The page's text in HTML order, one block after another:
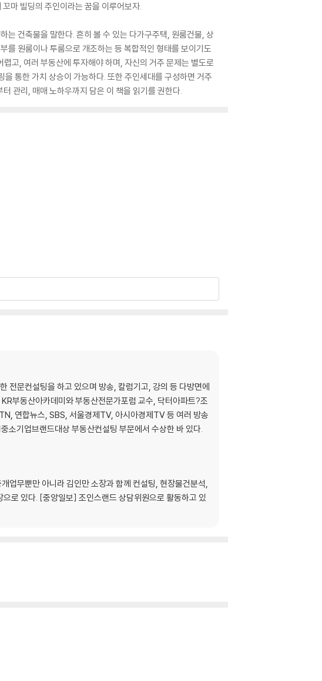
마 빌딩의 주인이라는 꿈을 이루어보자.
건축물을 말한다. 흔히 볼 수 있는 다가구주택, 원룸건물, 상
를 원룸이나 투룸으로 개조하는 등 복합적인 형태를 보이기도
고, 여러 부동산에 투자해야 하며, 자신의 거주 문제는 별도로
통한 가치 상승이 가능하다. 또한 주인세대를 구성하면 거주
관리, 매매 노하우까지 담은 이 책을 읽기를 권한다.
전문컨설팅을 하고 있으며 방송, 칼럼기고, 강의 등 다방면에
부동산아카데미와 부동산전문가포럼 교수, 닥터아파트?조
연합뉴스, SBS, 서울경제TV, 아시아경제TV 등 여러 방송
기업브랜드대상 부동산컨설팅 부문에서 수상한 바 있다.
업무뿐만 아니라 김인만 소장과 함께 컨설팅, 현장물건분석,
로 있다. [중앙일보] 조인스랜드 상담위원으로 활동하고 있